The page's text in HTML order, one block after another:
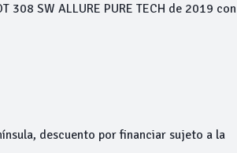
308 SW ALLURE PURE TECH de 2019 con
descuento por financiar sujeto a la